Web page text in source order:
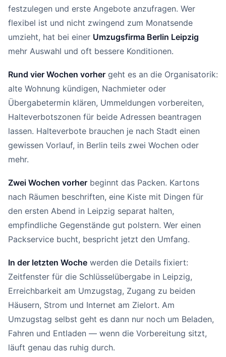
festzulegen und erste Angebote anzufragen. Wer
flexibel ist und nicht zwingend zum Monatsende
umzieht, hat bei einer Umzugsfirma Berlin Leipzig
mehr Auswahl und oft bessere Konditionen.
Rund vier Wochen vorher geht es an die Organisatorik:
alte Wohnung kündigen, Nachmieter oder
Übergabetermin klären, Ummeldungen vorbereiten,
Halteverbotszonen für beide Adressen beantragen
lassen. Halteverbote brauchen je nach Stadt einen
gewissen Vorlauf, in Berlin teils zwei Wochen oder
mehr.
Zwei Wochen vorher beginnt das Packen. Kartons
nach Räumen beschriften, eine Kiste mit Dingen für
den ersten Abend in Leipzig separat halten,
empfindliche Gegenstände gut polstern. Wer einen
Packservice bucht, bespricht jetzt den Umfang.
In der letzten Woche werden die Details fixiert:
Zeitfenster für die Schlüsselübergabe in Leipzig,
Erreichbarkeit am Umzugstag, Zugang zu beiden
Häusern, Strom und Internet am Zielort. Am
Umzugstag selbst geht es dann nur noch um Beladen,
Fahren und Entladen — wenn die Vorbereitung sitzt,
läuft genau das ruhig durch.